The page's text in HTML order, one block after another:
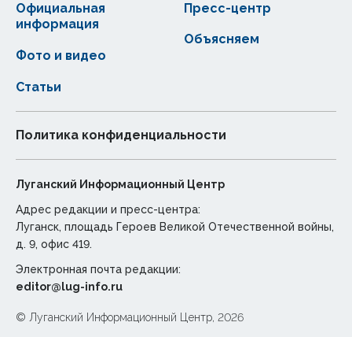
Статьи
Официальная
информация
Фото и видео
Пресс-центр
Объясняем
Политика конфиденциальности
Луганский Информационный Центр
Адрес редакции и пресс-центра:
Луганск, площадь Героев Великой Отечественной войны,
д. 9, офис 419.
Электронная почта редакции:
editor@lug-info.ru
© Луганский Информационный Центр, 2026